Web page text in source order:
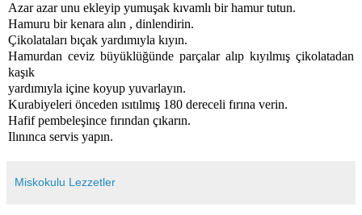
Azar azar unu ekleyip yumuşak kıvamlı bir hamur tutun.
Hamuru bir kenara alın , dinlendirin.
Çikolataları bıçak yardımıyla kıyın.
Hamurdan ceviz büyüklüğünde parçalar alıp kıyılmış çikolatadan
kaşık
yardımıyla içine koyup yuvarlayın.
Kurabiyeleri önceden ısıtılmış 180 dereceli fırına verin.
Hafif pembeleşince fırından çıkarın.
Ilınınca servis yapın.
Miskokulu Lezzetler